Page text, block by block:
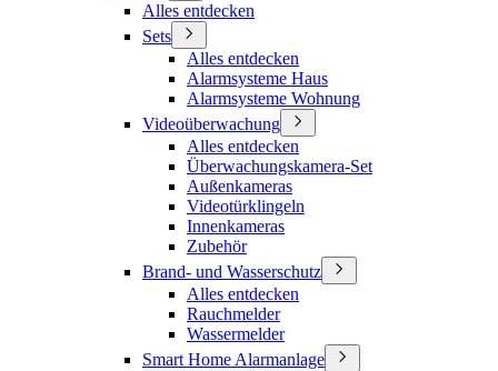
Alles entdecken
Sets
Alles entdecken
Alarmsysteme Haus
Alarmsysteme Wohnung
Videoüberwachung
Alles entdecken
Überwachungskamera-Set
Außenkameras
Videotürklingeln
Innenkameras
Zubehör
Brand- und Wasserschutz
Alles entdecken
Rauchmelder
Wassermelder
Smart Home Alarmanlage